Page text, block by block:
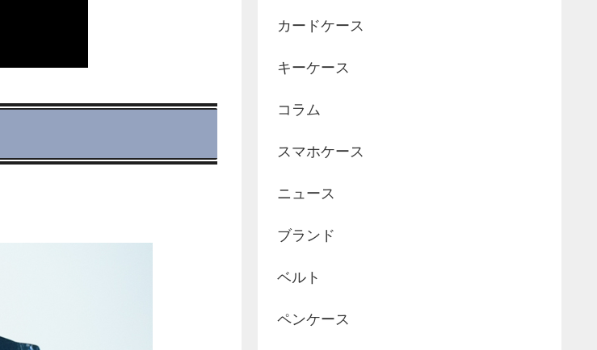
カードケース
キーケース
コラム
スマホケース
ニュース
ブランド
ベルト
ペンケース